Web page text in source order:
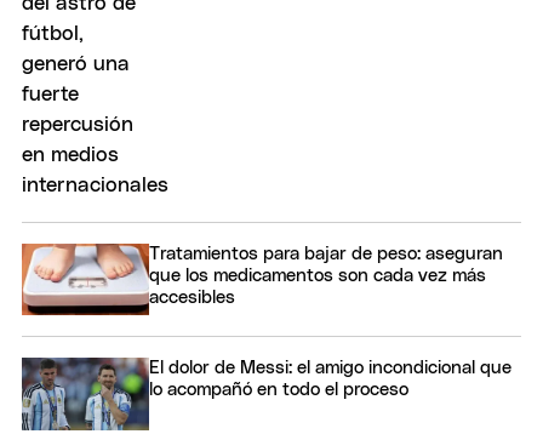
Tratamientos para bajar de peso: aseguran
que los medicamentos son cada vez más
accesibles
El dolor de Messi: el amigo incondicional que
lo acompañó en todo el proceso